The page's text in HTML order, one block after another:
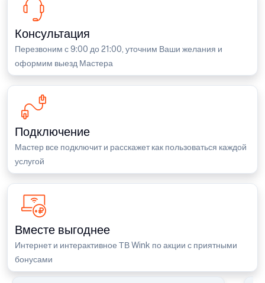
Консультация
Перезвоним с 9:00 до 21:00, уточним Ваши желания и
оформим выезд Мастера
Подключение
Мастер все подключит и расскажет как пользоваться каждой
услугой
Вместе выгоднее
Интернет и интерактивное ТВ Wink по акции с приятными
бонусами